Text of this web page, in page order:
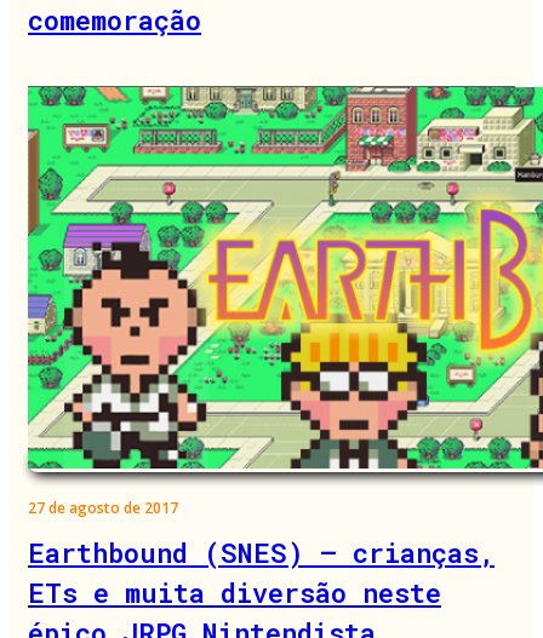
comemoração
27 de agosto de 2017
Earthbound (SNES) – crianças,
ETs e muita diversão neste